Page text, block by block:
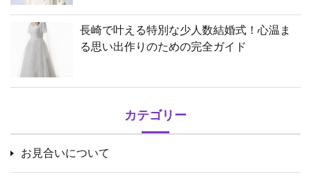
長崎で叶える特別な少人数結婚式！心温ま
る思い出作りのための完全ガイド
カテゴリー
お見合いについて